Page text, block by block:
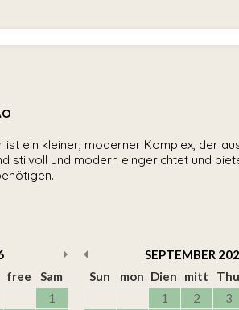
ist ein kleiner, moderner Komplex, der
stilvoll und modern eingerichtet und
free
Sam
1
SEPTEMBER
Sun
mon Dien mitt Thu
1
2 3